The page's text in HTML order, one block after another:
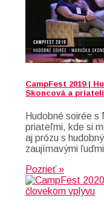
CampFest 2019 |
Skoncová a
Hudobné soirée s
priateľmi, kde si
aj prózu s
zaujímavými
Pozrieť »